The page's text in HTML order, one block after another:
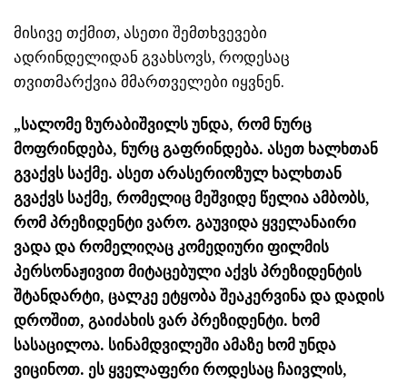
მისივე თქმით, ასეთი შემთხვევები
ადრინდელიდან გვახსოვს, როდესაც
თვითმარქვია მმართველები იყვნენ.
„სალომე ზურაბიშვილს უნდა, რომ ნურც
მოფრინდება, ნურც გაფრინდება. ასეთ ხალხთან
გვაქვს საქმე. ასეთ არასერიოზულ ხალხთან
გვაქვს საქმე, რომელიც მეშვიდე წელია ამბობს,
რომ პრეზიდენტი ვარო. გაუვიდა ყველანაირი
ვადა და რომელიღაც კომედიური ფილმის
პერსონაჟივით მიტაცებული აქვს პრეზიდენტის
შტანდარტი, ცალკე ეტყობა შეაკერვინა და დადის
დროშით, გაიძახის ვარ პრეზიდენტი. ხომ
სასაცილოა. სინამდვილეში ამაზე ხომ უნდა
ვიცინოთ. ეს ყველაფერი როდესაც ჩაივლის,